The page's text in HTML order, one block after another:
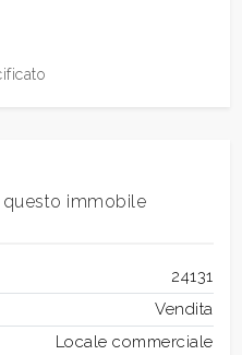
questo immobile
24131
Vendita
Locale commerciale